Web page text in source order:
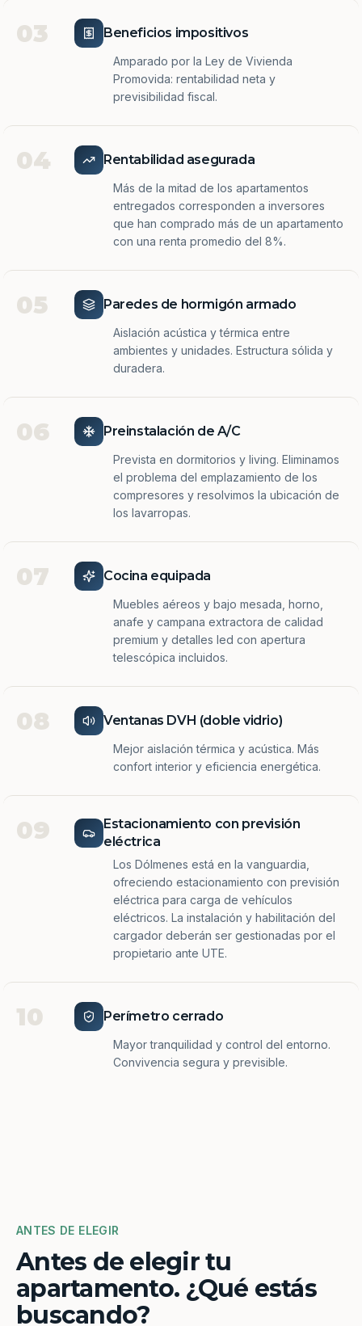
03 Beneficios impositivos
Amparado por la Ley de Vivienda
Promovida: rentabilidad neta y
previsibilidad fiscal.
04 Rentabilidad asegurada
Más de la mitad de los apartamentos
entregados corresponden a inversores
que han comprado más de un apartamento
con una renta promedio del 8%.
05 Paredes de hormigón armado
Aislación acústica y térmica entre
ambientes y unidades. Estructura sólida y
duradera.
06 Preinstalación de A/C
Prevista en dormitorios y living. Eliminamos
el problema del emplazamiento de los
compresores y resolvimos la ubicación de
los lavarropas.
07 Cocina equipada
Muebles aéreos y bajo mesada, horno,
anafe y campana extractora de calidad
premium y detalles led con apertura
telescópica incluidos.
08 Ventanas DVH (doble vidrio)
Mejor aislación térmica y acústica. Más
confort interior y eficiencia energética.
09
Estacionamiento con previsión
eléctrica
Los Dólmenes está en la vanguardia,
ofreciendo estacionamiento con previsión
eléctrica para carga de vehículos
eléctricos. La instalación y habilitación del
cargador deberán ser gestionadas por el
propietario ante UTE.
10 Perímetro cerrado
Mayor tranquilidad y control del entorno.
Convivencia segura y previsible.
ANTES DE ELEGIR
Antes de elegir tu
apartamento. ¿Qué estás
buscando?